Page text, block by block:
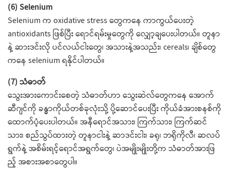
(6) Selenium
Selenium က oxidative stress တွေကနေ ကာကွယ်ပေးတဲ့
antioxidants ဖြစ်ပြီး ရောင်ရမ်းမှုတွေကို လျှော့ချပေးပါတယ်။ တူနာ
နဲ့ ဆားဒင်းလို ပင်လယ်ငါးတွေ၊ အသားနဲ့အသည်း၊ cereals၊ ချိစ်တွေ
ကနေ selenium ရနိုင်ပါတယ်။
(7) သံဓာတ်
သွေးအားကောင်းစေတဲ့ သံဓာတ်ဟာ သွေးဆဲလ်တွေကနေ အောက်
ဆီဂျင်ကို ခန္ဓာကိုယ်တစ်ခုလုံးသို့ ပို့ဆောင်ပေးပြီး ကိုယ်ခံအားစနစ်ကို
ထောက်ပံ့ပေးပါတယ်။ အနီရောင်အသား၊ ကြက်သား၊ ကြက်ဆင်
သား၊ စည်သွပ်ထားတဲ့ တူနာငါးနဲ့ ဆာဒင်းငါး၊ ခရု၊ ဘရိုကိုလီ၊ ဆလပ်
ရွက်နဲ့ အစိမ်းရင့်ရောင်အရွက်တွေ၊ ပဲအမျိုးမျိုးတို့က သံဓာတ်အားဖြ
ည့် အစားအစာတွေပါ။